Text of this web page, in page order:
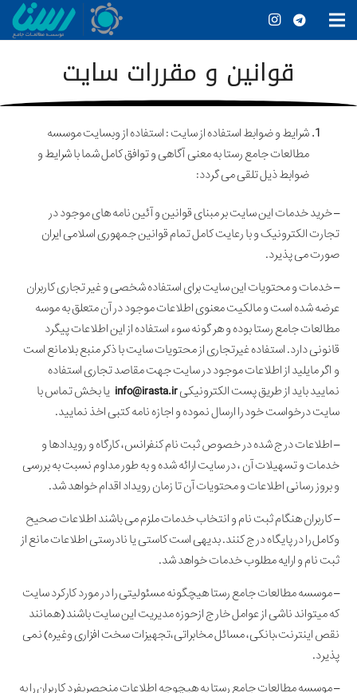
قوانین و مقررات سایت
شرایط و ضوابط استفاده از سایت : استفاده از وبسایت موسسه
مطالعات جامع رستا به معنی آگاهی و توافق کامل شما با شرایط و
ضوابط ذیل تلقی می گردد:
– خرید خدمات این سایت بر مبنای قوانین و آئین نامه های موجود در
تجارت الکترونیک و با رعایت کامل تمام قوانین جمهوری اسلامی ایران
صورت می پذیرد.
– خدمات و محتویات این سایت براى استفاده شخصى و غیر تجارى کاربران
عرضه شده است و مالکیت معنوی اطلاعات موجود در آن متعلق به موسه
مطالعات جامع رستا بوده و هر گونه سوء استفاده از این اطلاعات پیگرد
قانونی دارد. استفاده غیرتجاری از محتویات سایت با ذکر منبع بلامانع است
و اگر مایلید از اطلاعات موجود در سایت جهت مقاصد تجاری استفاده
نمایید باید از طریق پست الکترونیکیinfo@irasta.ir یا بخش تماس با
سایت درخواست خود را ارسال نموده و اجازه نامه کتبی اخذ نمایید.
– اطلاعات درج شده در خصوص ثبت نام کنفرانس، کارگاه و رویدادها و
خدمات و تسهیلات آن ، در سایت ارائه شده و به طور مداوم نسبت به بررسی
و بروز رسانی اطلاعات و محتویات آن تا زمان رویداد اقدام خواهد شد.
– کاربران هنگام ثبت نام و انتخاب خدمات ملزم می باشند اطلاعات صحیح
وکامل را در پایگاه درج کنند. بدیهی است کاستی یا نادرستی اطلاعات مانع از
ثبت نام و ارایه مطلوب خدمات خواهد شد.
– موسسه مطالعات جامع رستا هیچگونه مسئولیتی را در مورد کارکرد سایت
که میتواند ناشى از عوامل خارج ازحوزه مدیریت این سایت باشند (همانند
نقص اینترنت،بانکی، مسائل مخابراتى،تجهیزات سخت افزاری وغیره) نمی
پذیرد.
– موسسه مطالعات جامع رستا به هیچوجه اطلاعات منحصربفرد کاربران را به